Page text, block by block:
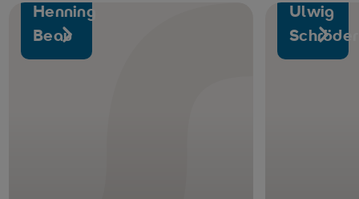
FACHARZT
Henning
BeauDr. med. Henning Beau FACHARZT
Ulwig
Schröder